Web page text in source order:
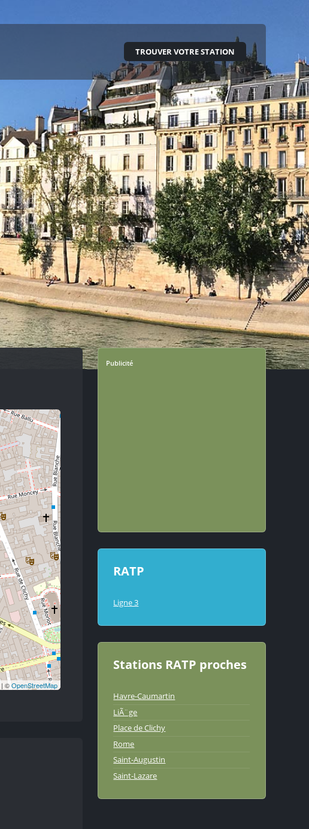
TROUVER VOTRE STATION
| ©OpenStreetMap
Publicité
RATP
Ligne 3
Stations RATP proches
Havre-Caumartin
LiÃ¨ge
Place de Clichy
Rome
Saint-Augustin
Saint-Lazare